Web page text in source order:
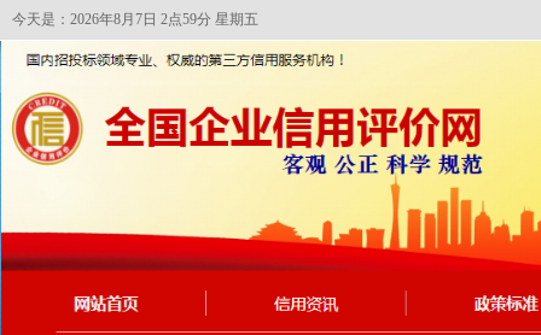
今天是：2026年8月7日 2点59分 星期五